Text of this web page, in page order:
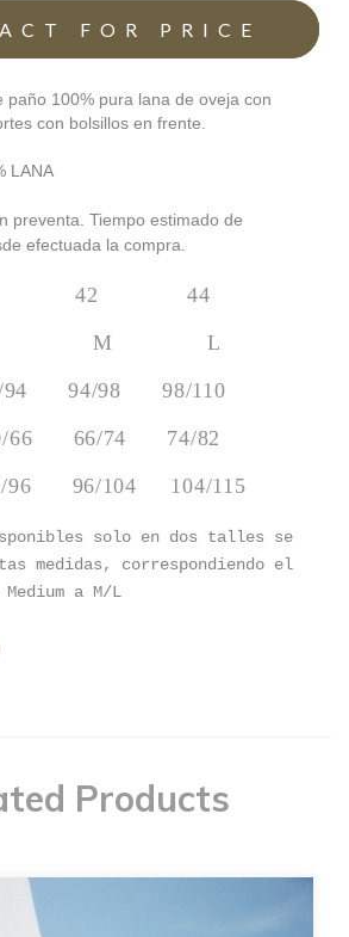
paño 100% pura lana de oveja con
con bolsillos en frente.
LANA
preventa. Tiempo estimado de
efectuada la compra.
42             44
M              L
94/98      98/110
66/74      74/82
96/104     104/115
solo en dos talles se
medidas, correspondiendo el
a M/L
Products